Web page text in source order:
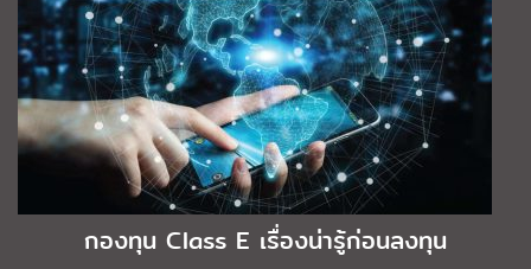
กองทุน Class E เรื่องน่ารู้ก่อนลงทุน